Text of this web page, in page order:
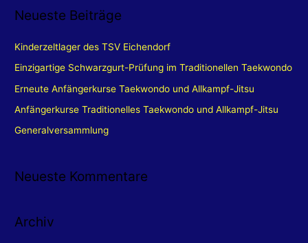
h
a
c
h
Neueste Beiträge
Kinderzeltlager des TSV Eichendorf​
Einzigartige Schwarzgurt-Prüfung im Traditionellen Taekwondo
Erneute Anfängerkurse Taekwondo und Allkampf-Jitsu​
Anfängerkurse Traditionelles Taekwondo und Allkampf-Jitsu​
Generalversammlung
Neueste Kommentare
Archiv